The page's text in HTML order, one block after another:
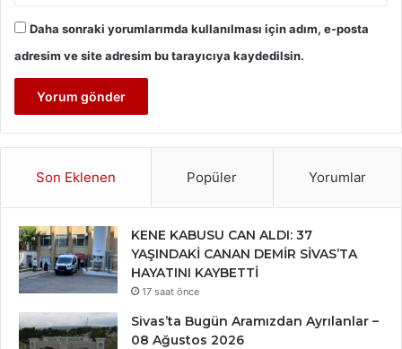
Daha sonraki yorumlarımda kullanılması için adım, e-posta
adresim ve site adresim bu tarayıcıya kaydedilsin.
Son Eklenen Popüler Yorumlar
KENE KABUSU CAN ALDI: 37
YAŞINDAKİ CANAN DEMİR SİVAS’TA
HAYATINI KAYBETTİ
17 saat önce
Sivas’ta Bugün Aramızdan Ayrılanlar –
08 Ağustos 2026